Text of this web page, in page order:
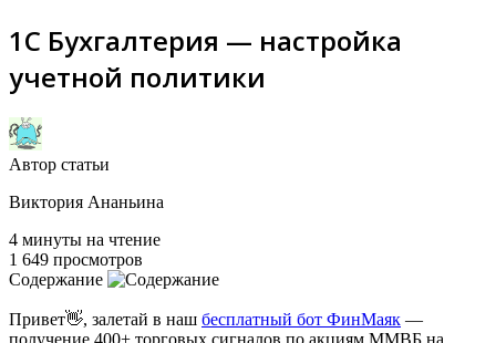
1С Бухгалтерия — настройка
учетной политики
Автор статьи
Виктория Ананьина
4 минуты на чтение
1 649 просмотров
Содержание
Привет👋, залетай в наш бесплатный бот ФинМаяк —
получение 400+ торговых сигналов по акциям ММВБ на